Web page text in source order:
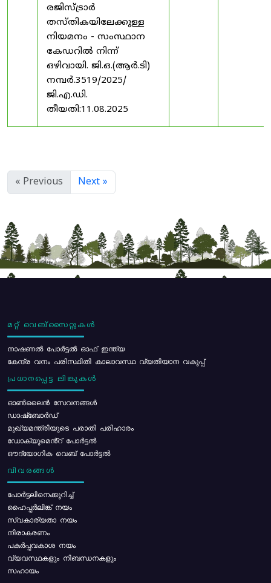
രജിസ്ട്രാർ
തസ്തികയിലേക്കുള്ള
നിയമനം - സംസ്ഥാന
കേഡറിൽ നിന്ന്
ഒഴിവായി. ജി.ഒ.(ആർ.ടി)
നമ്പർ.3519/2025/
ജി.എ.ഡി.
തീയതി:11.08.2025
« Previous Next »
മറ്റ് വെബ്സൈറ്റുകൾ
നാഷണൽ പോർട്ടൽ ഓഫ് ഇന്ത്യ
കേന്ദ്ര വനം പരിസ്ഥിതി കാലാവസ്ഥ വ്യതിയാന വകുപ്പ്
പ്രധാനപ്പെട്ട ലിങ്കുകൾ
ഓൺലൈൻ സേവനങ്ങൾ
ഡാഷ്ബോർഡ്
മുഖ്യമന്ത്രിയുടെ പരാതി പരിഹാരം
ഡോക്യുമെൻ്റ് പോർട്ടൽ
ഔദ്യോഗിക വെബ് പോർട്ടൽ
വിവരങ്ങൾ
പോര്‍ട്ടലിനെക്കുറിച്ച്
ഹൈപ്പർലിങ്ക് നയം
സ്വകാര്യതാ നയം
നിരാകരണം
പകർപ്പവകാശ നയം
വ്യവസ്ഥകളും നിബന്ധനകളും
സഹായം